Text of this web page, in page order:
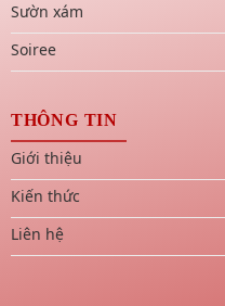
Sườn xám
Soiree
THÔNG TIN
Giới thiệu
Kiến thức
Liên hệ